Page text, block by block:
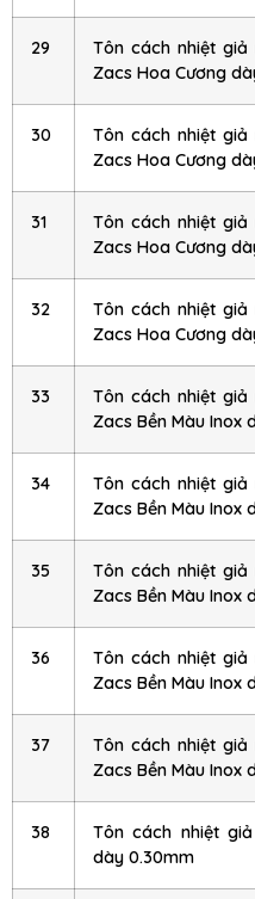
29
Tôn cách nhiệt giả
Zacs Hoa Cương
30
Tôn cách nhiệt giả
Zacs Hoa Cương
31
Tôn cách nhiệt giả
Zacs Hoa Cương
32
Tôn cách nhiệt giả
Zacs Hoa Cương
33
Tôn cách nhiệt giả
Zacs Bền Màu Inox
34
Tôn cách nhiệt giả
Zacs Bền Màu Inox
35
Tôn cách nhiệt giả
Zacs Bền Màu Inox
36
Tôn cách nhiệt giả
Zacs Bền Màu Inox
37
Tôn cách nhiệt giả
Zacs Bền Màu Inox
38
Tôn cách nhiệt
dày 0.30mm